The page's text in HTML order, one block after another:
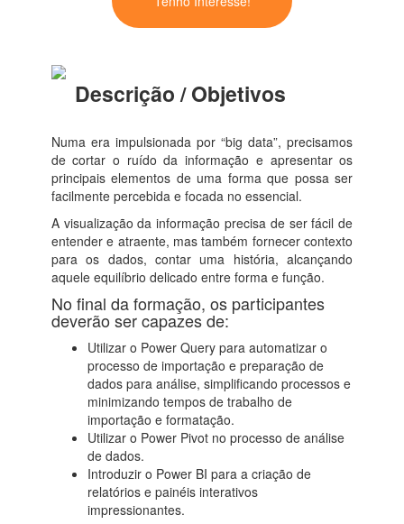
Descrição / Objetivos
Numa era impulsionada por “big data”, precisamos
de cortar o ruído da informação e apresentar os
principais elementos de uma forma que possa ser
facilmente percebida e focada no essencial.
A visualização da informação precisa de ser fácil de
entender e atraente, mas também fornecer contexto
para os dados, contar uma história, alcançando
aquele equilíbrio delicado entre forma e função.
No final da formação, os participantes
deverão ser capazes de:
Utilizar o Power Query para automatizar o
processo de importação e preparação de
dados para análise, simplificando processos e
minimizando tempos de trabalho de
importação e formatação.
Utilizar o Power Pivot no processo de análise
de dados.
Introduzir o Power BI para a criação de
relatórios e painéis interativos
impressionantes.